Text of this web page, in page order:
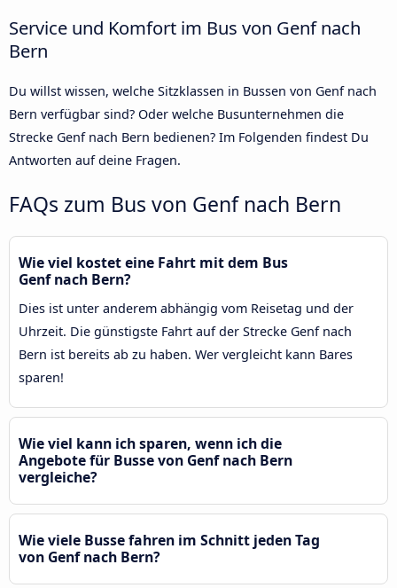
Service und Komfort im Bus von Genf nach
Bern
Du willst wissen, welche Sitzklassen in Bussen von Genf nach
Bern verfügbar sind? Oder welche Busunternehmen die
Strecke Genf nach Bern bedienen? Im Folgenden findest Du
Antworten auf deine Fragen.
FAQs zum Bus von Genf nach Bern
Wie viel kostet eine Fahrt mit dem Bus
Genf nach Bern?
Dies ist unter anderem abhängig vom Reisetag und der
Uhrzeit. Die günstigste Fahrt auf der Strecke Genf nach
Bern ist bereits ab zu haben. Wer vergleicht kann Bares
sparen!
Wie viel kann ich sparen, wenn ich die
Angebote für Busse von Genf nach Bern
vergleiche?
Wie viele Busse fahren im Schnitt jeden Tag
von Genf nach Bern?